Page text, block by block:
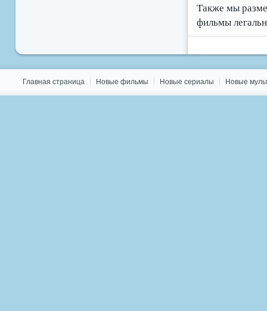
Также мы
фильмы
Главная страница Новые фильмы Новые сериалы Новые